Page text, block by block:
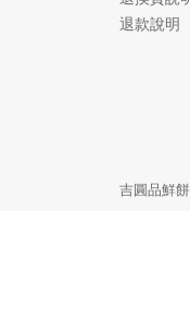
退款說明
吉圓品鮮